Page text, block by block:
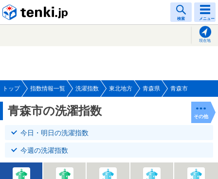
検索 メニュー
現在地
トップ 指数情報一覧 洗濯指数 東北地方 青森県 青森市
青森市の洗濯指数 その他
今日・明日の洗濯指数
今週の洗濯指数